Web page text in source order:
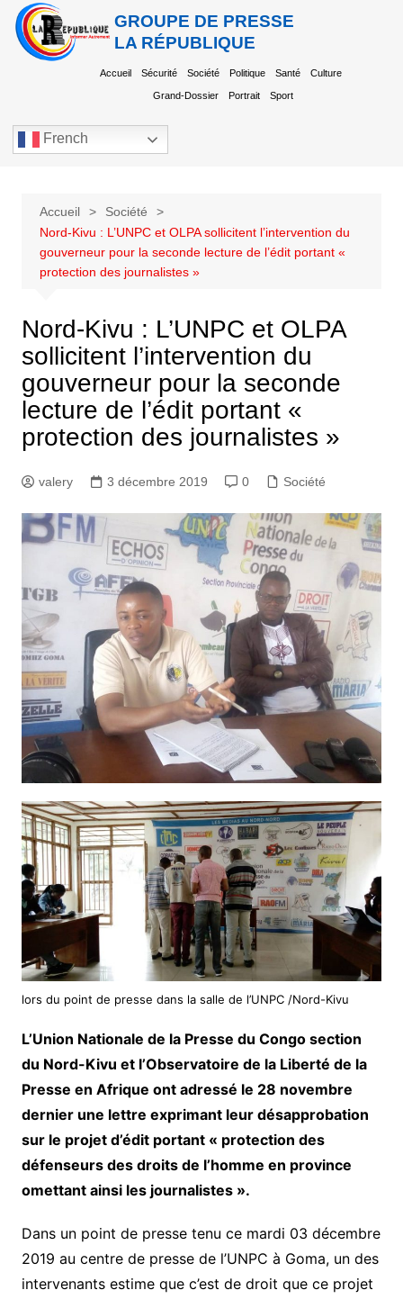
GROUPE DE PRESSE
LA RÉPUBLIQUE
Accueil Sécurité Société Politique Santé Culture
Grand-Dossier Portrait Sport
French
Accueil
Société
Nord-Kivu : L’UNPC et OLPA sollicitent l’intervention du
gouverneur pour la seconde lecture de l’édit portant «
protection des journalistes »
Nord-Kivu : L’UNPC et OLPA
sollicitent l’intervention du
gouverneur pour la seconde
lecture de l’édit portant «
protection des journalistes »
valery 3 décembre 2019 0 Société
lors du point de presse dans la salle de l’UNPC /Nord-Kivu
L’Union Nationale de la Presse du Congo section
du Nord-Kivu et l’Observatoire de la Liberté de la
Presse en Afrique ont adressé le 28 novembre
dernier une lettre exprimant leur désapprobation
sur le projet d’édit portant « protection des
défenseurs des droits de l’homme en province
omettant ainsi les journalistes ».
Dans un point de presse tenu ce mardi 03 décembre
2019 au centre de presse de l’UNPC à Goma, un des
intervenants estime que c’est de droit que ce projet